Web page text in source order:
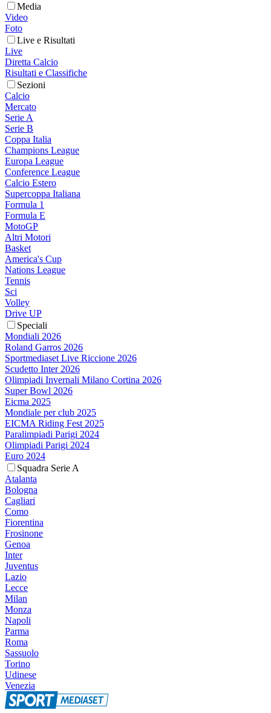
Media
Video
Foto
Live e Risultati
Live
Diretta Calcio
Risultati e Classifiche
Sezioni
Calcio
Mercato
Serie A
Serie B
Coppa Italia
Champions League
Europa League
Conference League
Calcio Estero
Supercoppa Italiana
Formula 1
Formula E
MotoGP
Altri Motori
Basket
America's Cup
Nations League
Tennis
Sci
Volley
Drive UP
Speciali
Mondiali 2026
Roland Garros 2026
Sportmediaset Live Riccione 2026
Scudetto Inter 2026
Olimpiadi Invernali Milano Cortina 2026
Super Bowl 2026
Eicma 2025
Mondiale per club 2025
EICMA Riding Fest 2025
Paralimpiadi Parigi 2024
Olimpiadi Parigi 2024
Euro 2024
Squadra Serie A
Atalanta
Bologna
Cagliari
Como
Fiorentina
Frosinone
Genoa
Inter
Juventus
Lazio
Lecce
Milan
Monza
Napoli
Parma
Roma
Sassuolo
Torino
Udinese
Venezia